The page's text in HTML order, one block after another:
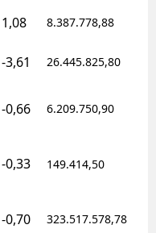
1,08 8.387.778,88
-3,61 26.445.825,80
-0,66 6.209.750,90
-0,33 149.414,50
-0,70 323.517.578,78